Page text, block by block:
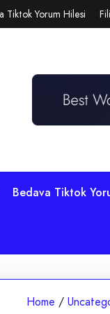
Tiktok Yorum Hilesi
Bedava Tiktok
Home /